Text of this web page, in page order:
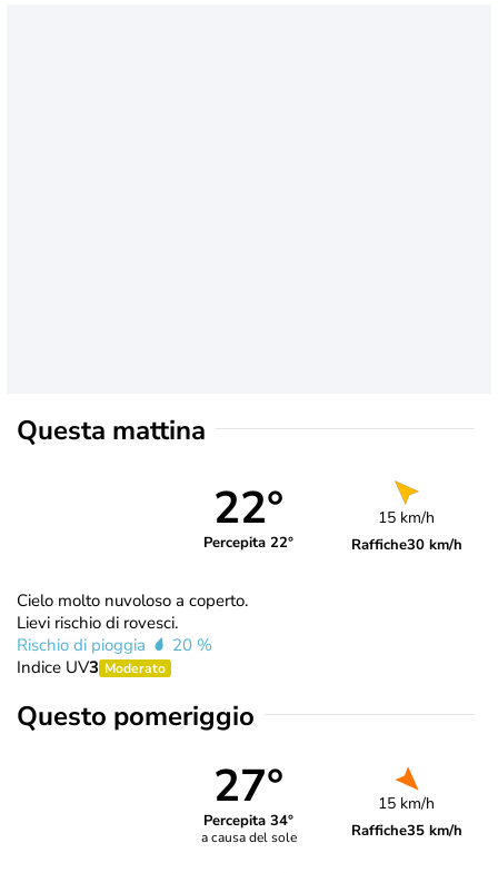
Questa mattina
22°
Percepita 22°
15 km/h
Raffiche30 km/h
Cielo molto nuvoloso a coperto.
Lievi rischio di rovesci.
Rischio di pioggia
20 %
Indice UV3 Moderato
Questo pomeriggio
27°
Percepita 34°
a causa del sole
15 km/h
Raffiche35 km/h